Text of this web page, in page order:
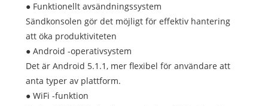
● Funktionellt avsändningssystem
Sändkonsolen gör det möjligt för effektiv hantering
att öka produktiviteten
● Android -operativsystem
Det är Android 5.1.1, mer flexibel för användare att
anta typer av plattform.
● WiFi -funktion